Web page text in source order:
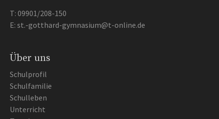
T: 09901/208-150
E: st.-gotthard-gymnasium@t-online.de
Über uns
Schulprofil
Schulfamilie
Schulleben
Unterricht